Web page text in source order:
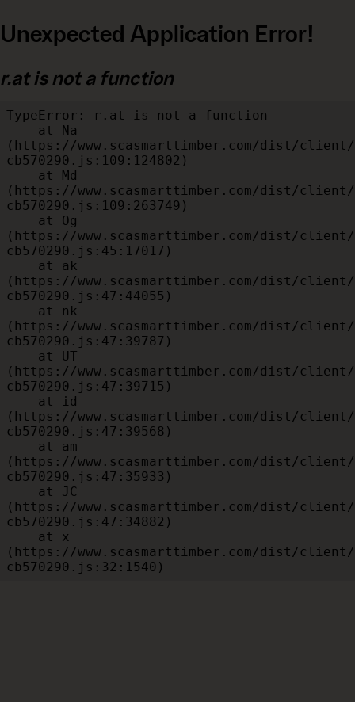
Unexpected Application Error!
r.at is not a function
TypeError: r.at is not a function
(https://www.scasmarttimber.com/dist/
cb570290.js:109:124802)
(https://www.scasmarttimber.com/dist/
cb570290.js:109:263749)
(https://www.scasmarttimber.com/dist/
cb570290.js:45:17017)
(https://www.scasmarttimber.com/dist/
cb570290.js:47:44055)
(https://www.scasmarttimber.com/dist/
cb570290.js:47:39787)
(https://www.scasmarttimber.com/dist/
cb570290.js:47:39715)
(https://www.scasmarttimber.com/dist/
cb570290.js:47:39568)
(https://www.scasmarttimber.com/dist/
cb570290.js:47:35933)
(https://www.scasmarttimber.com/dist/
cb570290.js:47:34882)
(https://www.scasmarttimber.com/dist/
cb570290.js:32:1540)